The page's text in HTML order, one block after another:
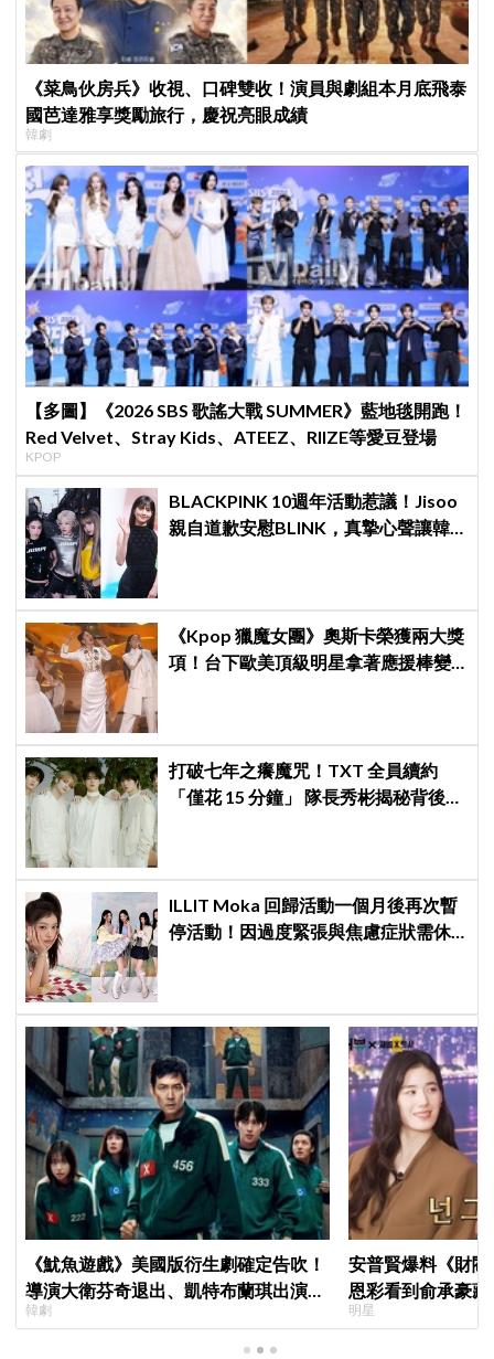
《菜鳥伙房兵》收視、口碑雙收！演員與劇組本月底飛泰
國芭達雅享獎勵旅行，慶祝亮眼成績
韓劇
【多圖】《2026 SBS 歌謠大戰 SUMMER》藍地毯開跑！
Red Velvet、Stray Kids、ATEEZ、RIIZE等愛豆登場
KPOP
BLACKPINK 10週年活動惹議！Jisoo
親自道歉安慰BLINK，真摯心聲讓韓
《Kpop 獵魔女團》奧斯卡榮獲兩大獎
項！台下歐美頂級明星拿著應援棒變
打破七年之癢魔咒！TXT 全員續約
「僅花 15 分鐘」 隊長秀彬揭秘背後原
ILLIT Moka 回歸活動一個月後再次暫
停活動！因過度緊張與焦慮症狀需休
《魷魚遊戲》美國版衍生劇確定告吹！
導演大衛芬奇退出、凱特布蘭琪出演傳
聞也破局
韓劇
安普賢爆料《財
恩彩看到俞承豪
普賢只是「搞笑男
明星